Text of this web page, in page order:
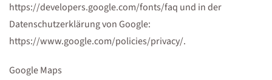
https://developers.google.com/fonts/faq und in der
Datenschutzerklärung von Google:
https://www.google.com/policies/privacy/.
Google Maps